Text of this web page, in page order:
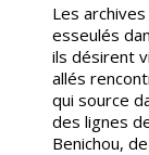
Les
esseulés
ils désirent
allés
qui source
des lignes
Benichou,